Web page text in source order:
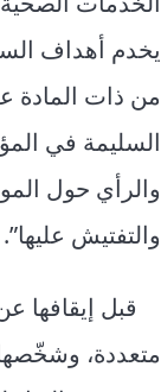
من ذات المادة
السليمة في
والرأي حول
والتفتيش عليها”.
قبل إيقافها
متعددة،